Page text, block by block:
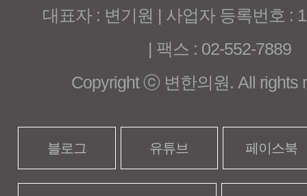
대표자 : 변기원 | 사업자 등록번호 :
| 팩스 : 02-552-7889
Copyright ⓒ 변한의원. All rights
블로그 유튜브 페이스북